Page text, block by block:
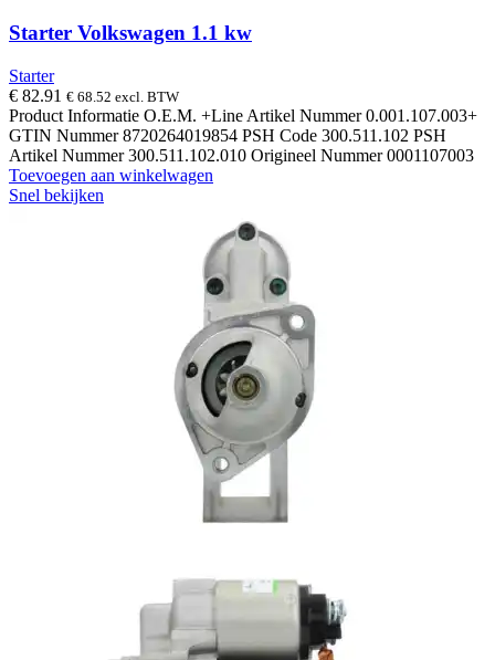
Starter Volkswagen 1.1 kw
Starter
€ 82.91 € 68.52 excl. BTW
Product Informatie O.E.M. +Line Artikel Nummer 0.001.107.003+
GTIN Nummer 8720264019854 PSH Code 300.511.102 PSH
Artikel Nummer 300.511.102.010 Origineel Nummer 0001107003
Toevoegen aan winkelwagen
Snel bekijken